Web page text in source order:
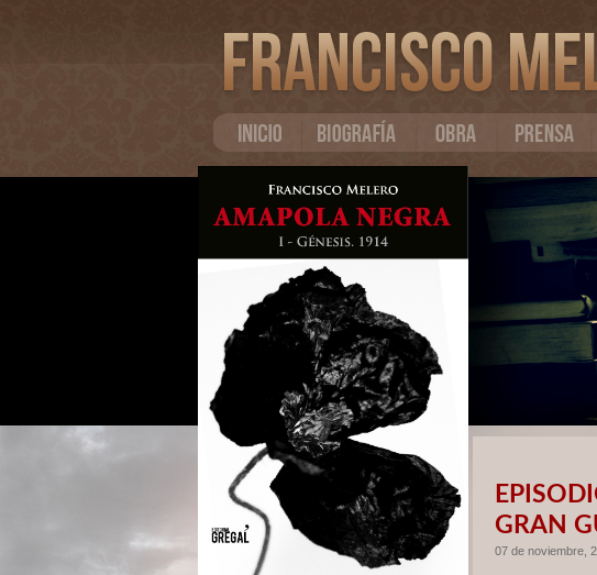
GRAN
07 de noviembre,